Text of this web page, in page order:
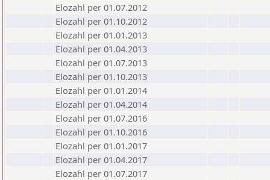
Elozahl per 01.07.2012
Elozahl per 01.10.2012
Elozahl per 01.01.2013
Elozahl per 01.04.2013
Elozahl per 01.07.2013
Elozahl per 01.10.2013
Elozahl per 01.01.2014
Elozahl per 01.04.2014
Elozahl per 01.07.2016
Elozahl per 01.10.2016
Elozahl per 01.01.2017
Elozahl per 01.04.2017
Elozahl per 01.07.2017